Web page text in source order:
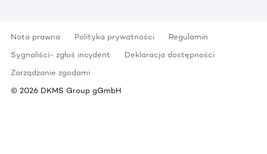
Nota prawna Polityka prywatności
Regulamin
Sygnaliści- zgłoś incydent
Deklaracja dostępności
Zarządzanie zgodami
© 2026 DKMS Group gGmbH